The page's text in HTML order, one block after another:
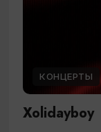
КОНЦЕРТЫ
Xolidayboy